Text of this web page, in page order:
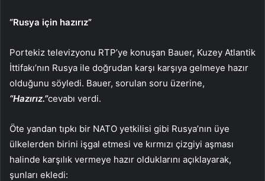
“Rusya için hazırız”
Portekiz televizyonu RTP’ye konuşan Bauer, Kuzey Atlantik
İttifakı’nın Rusya ile doğrudan karşı karşıya gelmeye hazır
olduğunu söyledi. Bauer, sorulan soru üzerine,
“Hazırız.”cevabı verdi.
Öte yandan tıpkı bir NATO yetkilisi gibi Rusya’nın üye
ülkelerden birini işgal etmesi ve kırmızı çizgiyi aşması
halinde karşılık vermeye hazır olduklarını açıklayarak,
şunları ekledi: